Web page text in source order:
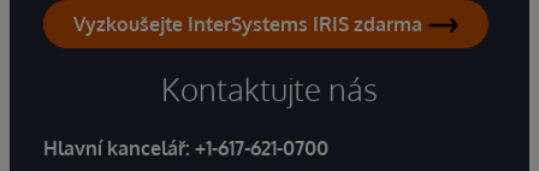
Vyzkoušejte InterSystems IRIS zdarma
Kontaktujte nás
Hlavní kancelář: +1-617-621-0700